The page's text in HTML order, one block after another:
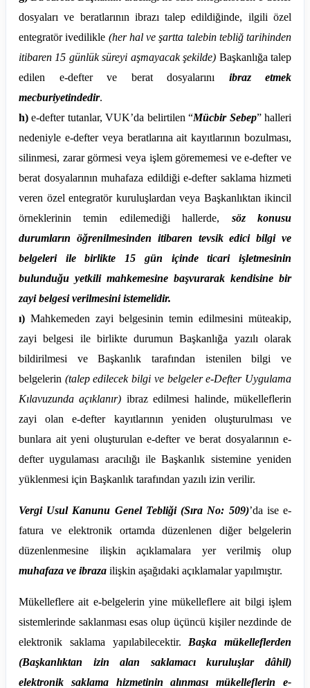
dosyaları ve beratlarının ibrazı talep edildiğinde, ilgili özel
entegratör ivedilikle (her hal ve şartta talebin tebliğ tarihinden
itibaren 15 günlük süreyi aşmayacak şekilde) Başkanlığa talep
edilen e-defter ve berat dosyalarını ibraz etmek
mecburiyetindedir.
h) e-defter tutanlar, VUK’da belirtilen “Mücbir Sebep” halleri
nedeniyle e-defter veya beratlarına ait kayıtlarının bozulması,
silinmesi, zarar görmesi veya işlem görememesi ve e-defter ve
berat dosyalarının muhafaza edildiği e-defter saklama hizmeti
veren özel entegratör kuruluşlardan veya Başkanlıktan ikincil
örneklerinin temin edilemediği hallerde, söz konusu
durumların öğrenilmesinden itibaren tevsik edici bilgi ve
belgeleri ile birlikte 15 gün içinde ticari işletmesinin
bulunduğu yetkili mahkemesine başvurarak kendisine bir
zayi belgesi verilmesini istemelidir.
ı) Mahkemeden zayi belgesinin temin edilmesini müteakip,
zayi belgesi ile birlikte durumun Başkanlığa yazılı olarak
bildirilmesi ve Başkanlık tarafından istenilen bilgi ve
belgelerin (talep edilecek bilgi ve belgeler e-Defter Uygulama
Kılavuzunda açıklanır) ibraz edilmesi halinde, mükelleflerin
zayi olan e-defter kayıtlarının yeniden oluşturulması ve
bunlara ait yeni oluşturulan e-defter ve berat dosyalarının e-
defter uygulaması aracılığı ile Başkanlık sistemine yeniden
yüklenmesi için Başkanlık tarafından yazılı izin verilir.
Vergi Usul Kanunu Genel Tebliği (Sıra No: 509)’da ise e-
fatura ve elektronik ortamda düzenlenen diğer belgelerin
düzenlenmesine ilişkin açıklamalara yer verilmiş olup
muhafaza ve ibraza ilişkin aşağıdaki açıklamalar yapılmıştır.
Mükelleflere ait e-belgelerin yine mükelleflere ait bilgi işlem
sistemlerinde saklanması esas olup üçüncü kişiler nezdinde de
elektronik saklama yapılabilecektir. Başka mükelleflerden
(Başkanlıktan izin alan saklamacı kuruluşlar dâhil)
elektronik saklama hizmetinin alınması mükelleflerin e-